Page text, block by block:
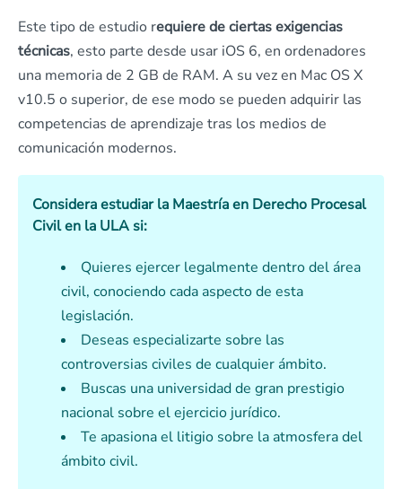
Este tipo de estudio requiere de ciertas exigencias
técnicas, esto parte desde usar iOS 6, en ordenadores
una memoria de 2 GB de RAM. A su vez en Mac OS X
v10.5 o superior, de ese modo se pueden adquirir las
competencias de aprendizaje tras los medios de
comunicación modernos.
Considera estudiar la Maestría en Derecho Procesal
Civil en la ULA si:
Quieres ejercer legalmente dentro del área
civil, conociendo cada aspecto de esta
legislación.
Deseas especializarte sobre las
controversias civiles de cualquier ámbito.
Buscas una universidad de gran prestigio
nacional sobre el ejercicio jurídico.
Te apasiona el litigio sobre la atmosfera del
ámbito civil.